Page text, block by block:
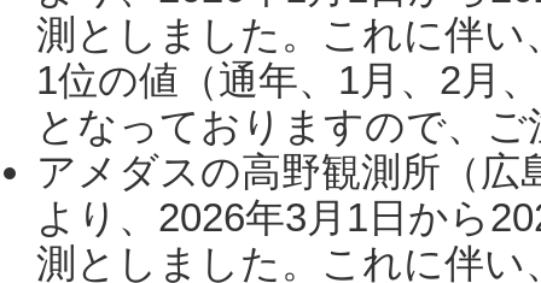
測としました。これに伴い
1位の値（通年、1月、2月
となっておりますので、
アメダスの高野観測所（
より、2026年3月1日から
測としました。これに伴い